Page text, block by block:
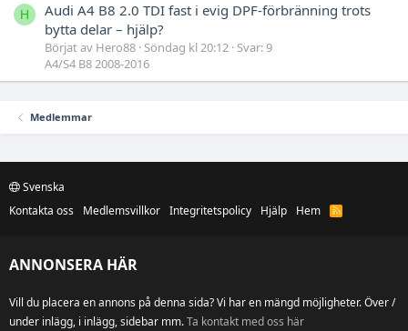
H
Audi A4 B8 2.0 TDI fast i evig DPF-förbränning trots
bytta delar – hjälp?
Börjat av Hero88 Söndag kl 20:12 Svar: 9
A4/S4 B8 2008-2016
Medlemmar
Svenska
Kontakta oss
Medlemsvillkor Integritetspolicy Hjälp Hem
R
ANNONSERA HÄR
Vill du placera en annons på denna sida? Vi har en mängd möjligheter. Över /
under inlägg, i inlägg, sidebar mm.Ta kontakt med oss här